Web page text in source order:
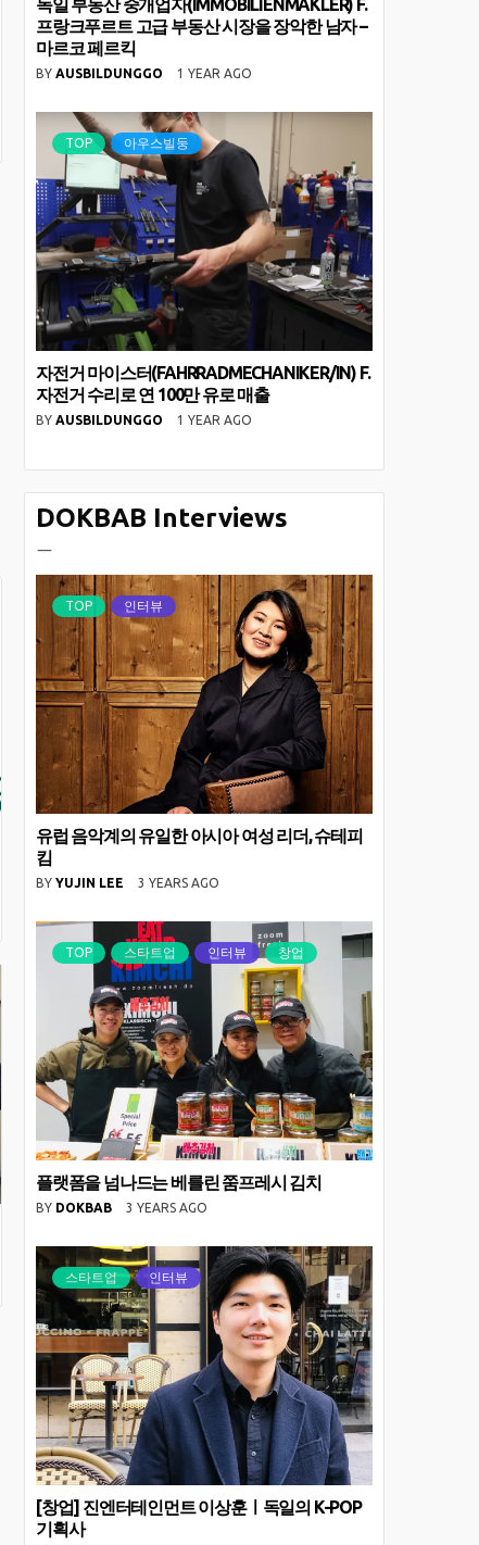
독일 부동산 중개업자(IMMOBILIENMAKLER) F.
프랑크푸르트 고급 부동산 시장을 장악한 남자 –
마르코 페르킥
BY AUSBILDUNGGO 1 YEAR AGO
TOP 아우스빌둥
자전거 마이스터(FAHRRADMECHANIKER/IN) F.
자전거 수리로 연 100만 유로 매출
BY AUSBILDUNGGO 1 YEAR AGO
DOKBAB Interviews
ㅡ
TOP 인터뷰
유럽 음악계의 유일한 아시아 여성 리더, 슈테피
킴
BY YUJIN LEE 3 YEARS AGO
TOP 스타트업 인터뷰 창업
플랫폼을 넘나드는 베를린 쭘프레시 김치
BY DOKBAB 3 YEARS AGO
스타트업 인터뷰
[창업] 진엔터테인먼트 이상훈ㅣ독일의 K-POP
기획사